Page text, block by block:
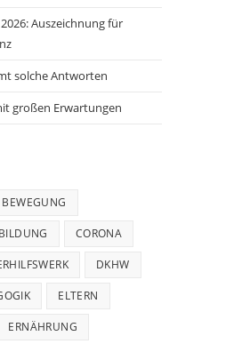
Auszeichnung für
solche Antworten
großen Erwartungen
BEWEGUNG
BILDUNG CORONA
DKHW
ELTERN
ERNÄHRUNG